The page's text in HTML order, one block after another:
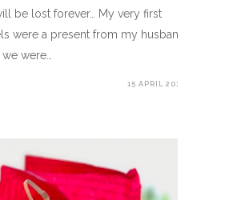
be lost forever… My very first
were a present from my husband
were…
15 APRIL 2018